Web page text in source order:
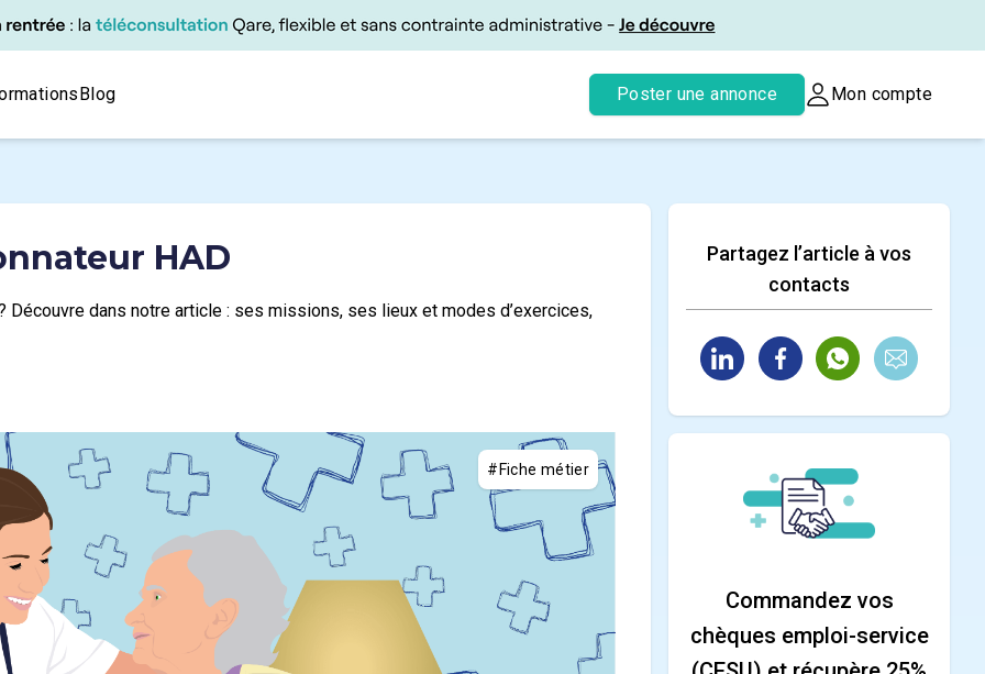
Blog Poster une annonce Mon compte
HAD
Découvre dans notre article : ses missions, ses lieux et modes d’exercices,
#Fiche métier
Partagez l’article à vos
contacts
Commandez vos
chèques emploi-service